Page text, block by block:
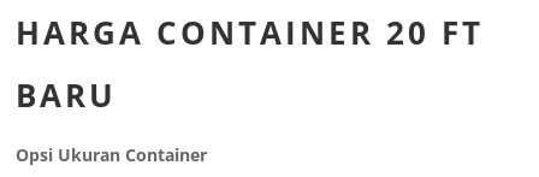
HARGA CONTAINER 20 FT
BARU
Opsi Ukuran Container